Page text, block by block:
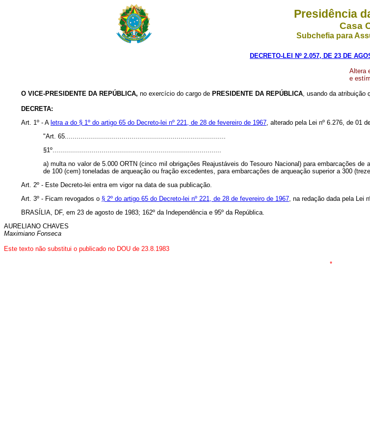
Presidência
Casa
Subchefia para
DECRETO-LEI Nº 2.057, DE 23 DE
Altera
e
O VICE-PRESIDENTE DA REPÚBLICA, no exercício do cargo de PRESIDENTE DA REPÚBLICA, usando da atribuição
DECRETA:
Art. 1º - A letra a do § 1º do artigo 65 do Decreto-lei nº 221, de 28 de fevereiro de 1967, alterado pela Lei nº 6.276, de 01
"Art. 65..................................................................................
§1º......................................................................................
a) multa no valor de 5.000 ORTN (cinco mil obrigações Reajustáveis do Tesouro Nacional) para embarcações
de 100 (cem) toneladas de arqueação ou fração excedentes, para embarcações de arqueação superior a 300
Art. 2º - Este Decreto-lei entra em vigor na data de sua publicação.
Art. 3º - Ficam revogados o § 2º do artigo 65 do Decreto-lei nº 221, de 28 de fevereiro de 1967, na redação dada pela Lei
BRASÍLIA, DF, em 23 de agosto de 1983; 162º da Independência e 95º da República.
AURELIANO CHAVES
Maximiano Fonseca
Este texto não substitui o publicado no DOU de 23.8.1983
*